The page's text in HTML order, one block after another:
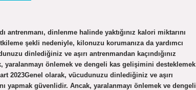
antrenmanı, dinlenme halinde yaktığınız kalori miktarını
şekli nedeniyle, kilonuzu korumanıza da yardımcı
dinlediğiniz ve aşırı antrenmandan kaçındığınız
yaralanmayı önlemek ve dengeli kas gelişimini desteklemek
2023Genel olarak, vücudunuzu dinlediğiniz ve aşırı
yapmak güvenlidir. Ancak, yaralanmayı önlemek ve dengeli